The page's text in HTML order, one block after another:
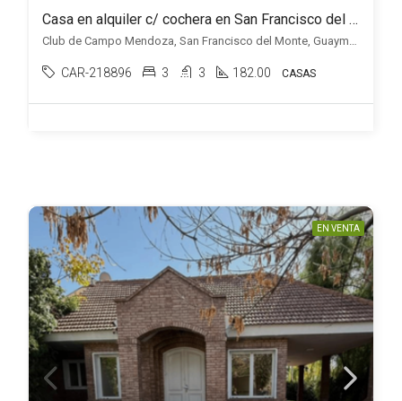
Casa en alquiler c/ cochera en San Francisco del Monte
Club de Campo Mendoza, San Francisco del Monte, Guaymallén
CAR-218896 3 3 182.00 CASAS
EN VENTA